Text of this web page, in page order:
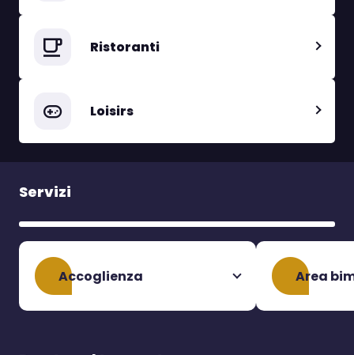
Ristoranti
Loisirs
Servizi
Accoglienza Area